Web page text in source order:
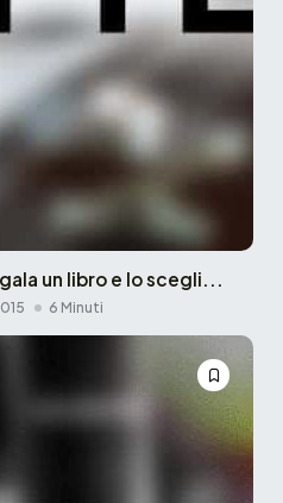
un libro e lo scegli...
6 Minuti